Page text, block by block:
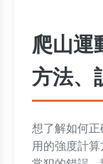
爬山運
方法、
想了解如何
用的強度計